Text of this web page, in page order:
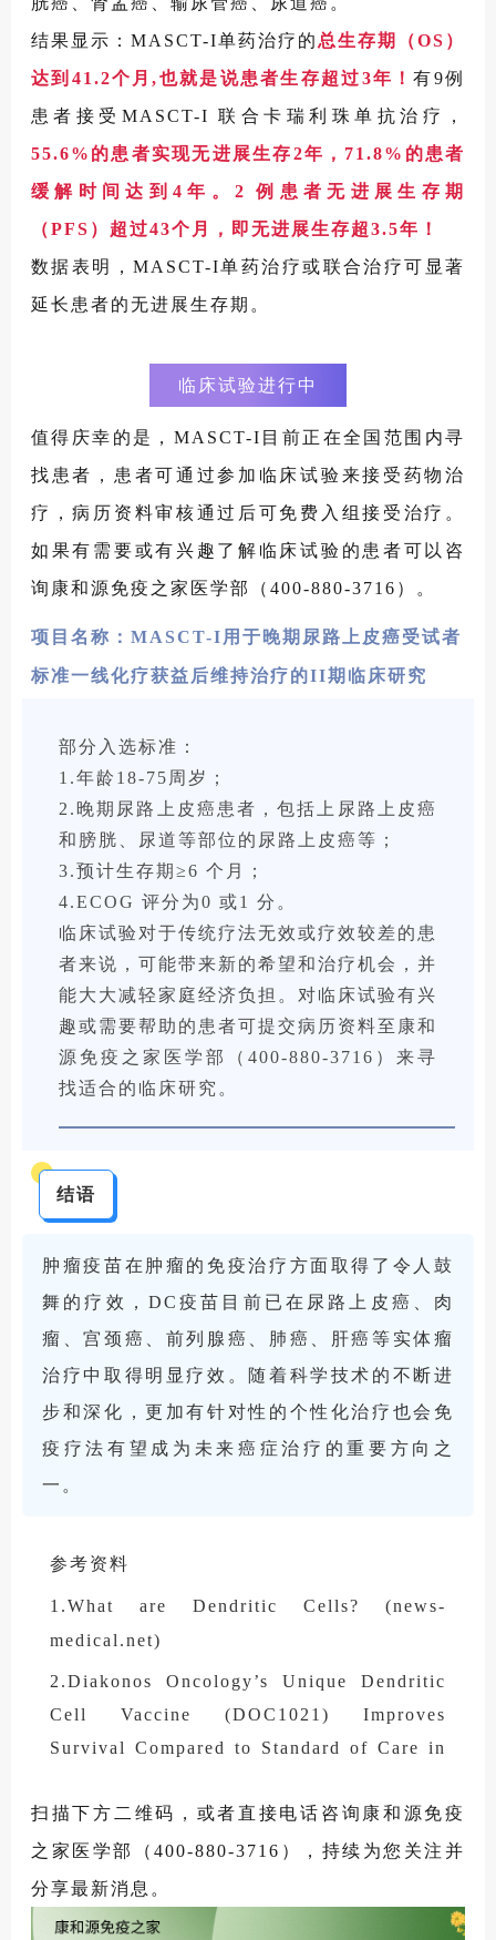
结果显示：MASCT-I单药治疗的 总生存期（OS）
达到41.2个月,也就是说患者生存超过3年！有9例
患者接受MASCT-I 联合卡瑞利珠单抗治疗，
55.6%的患者实现无进展生存2年，71.8%的患者
缓解时间达到4年。2 例患者无进展生存期
（PFS）超过43个月，即无进展生存超3.5年！
数据表明，MASCT-I单药治疗或联合治疗可显著
延长患者的无进展生存期。
临床试验进行中
值得庆幸的是，MASCT-I目前正在全国范围内寻
找患者，患者可通过参加临床试验来接受药物治
疗，病历资料审核通过后可免费入组接受治疗。
如果有需要或有兴趣了解临床试验的患者可以咨
询康和源免疫之家医学部（400-880-3716）。
项目名称：MASCT-I用于晚期尿路上皮癌受试者
标准一线化疗获益后维持治疗的II期临床研究
部分入选标准：
1.年龄18-75周岁；
2.晚期尿路上皮癌患者，包括上尿路上皮癌
和膀胱、尿道等部位的尿路上皮癌等；
3.预计生存期≥6 个月；
4.ECOG 评分为0 或1 分。
临床试验对于传统疗法无效或疗效较差的患
者来说，可能带来新的希望和治疗机会，并
能大大减轻家庭经济负担。对临床试验有兴
趣或需要帮助的患者可提交病历资料至康和
源免疫之家医学部（400-880-3716）来寻
找适合的临床研究。
结语
肿瘤疫苗在肿瘤的免疫治疗方面取得了令人鼓
舞的疗效，DC疫苗目前已在尿路上皮癌、肉
瘤、宫颈癌、前列腺癌、肺癌、肝癌等实体瘤
治疗中取得明显疗效。随着科学技术的不断进
步和深化，更加有针对性的个性化治疗也会免
疫疗法有望成为未来癌症治疗的重要方向之
一。
参考资料
1.What are Dendritic Cells? (news-
medical.net)
2.Diakonos Oncology’s Unique Dendritic
Cell Vaccine (DOC1021) Improves
Survival Compared to Standard of Care in
3.https://www.diakonosoncology.com/wp-
content/uploads/2024/04/DIAKONS_AAC
R-poster-2024-final.pdf
4.https://aacrjournals.org/cancerimmunolre
扫描下方二维码，或者直接电话咨询康和源免疫
之家医学部（400-880-3716），持续为您关注并
分享最新消息。